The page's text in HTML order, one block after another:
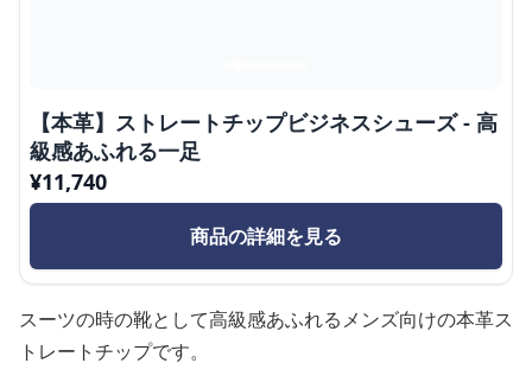
【本革】ストレートチップビジネスシューズ - 高
級感あふれる一足
¥11,740
商品の詳細を見る
スーツの時の靴として高級感あふれるメンズ向けの本革ス
トレートチップです。